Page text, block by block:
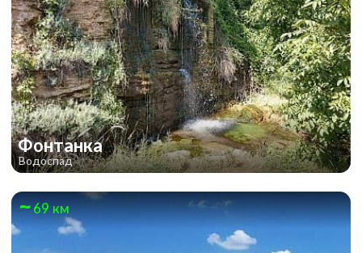
Фонтанка
Водоспад
69 км